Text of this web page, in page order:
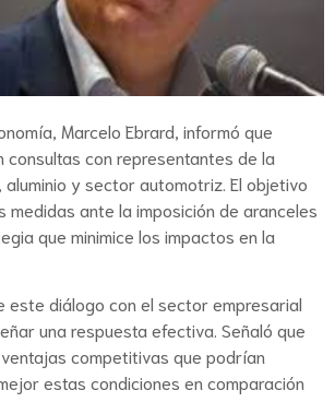
Marcelo Ebrard, informó que
consultas con representantes de la
y sector automotriz. El objetivo
medidas ante la imposición de aranceles
que minimice los impactos en la
este diálogo con el sector empresarial
una respuesta efectiva. Señaló que
competitivas que podrían
estas condiciones en comparación